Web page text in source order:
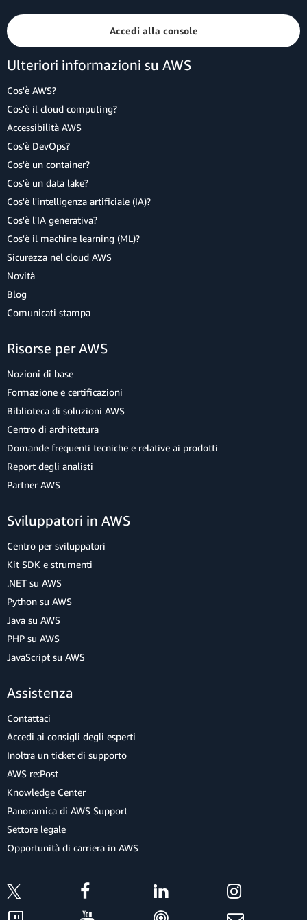
Accedi alla console
Ulteriori informazioni su AWS
Cos'è AWS?
Cos'è il cloud computing?
Accessibilità AWS
Cos'è DevOps?
Cos'è un container?
Cos'è un data lake?
Cos'è l'intelligenza artificiale (IA)?
Cos'è l'IA generativa?
Cos'è il machine learning (ML)?
Sicurezza nel cloud AWS
Novità
Blog
Comunicati stampa
Risorse per AWS
Nozioni di base
Formazione e certificazioni
Biblioteca di soluzioni AWS
Centro di architettura
Domande frequenti tecniche e relative ai prodotti
Report degli analisti
Partner AWS
Sviluppatori in AWS
Centro per sviluppatori
Kit SDK e strumenti
.NET su AWS
Python su AWS
Java su AWS
PHP su AWS
JavaScript su AWS
Assistenza
Contattaci
Accedi ai consigli degli esperti
Inoltra un ticket di supporto
AWS re:Post
Knowledge Center
Panoramica di AWS Support
Settore legale
Opportunità di carriera in AWS